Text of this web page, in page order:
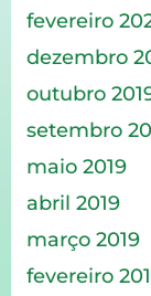
fevereiro
dezembro
outubro
setembro
maio 2019
abril 2019
março 2019
fevereiro